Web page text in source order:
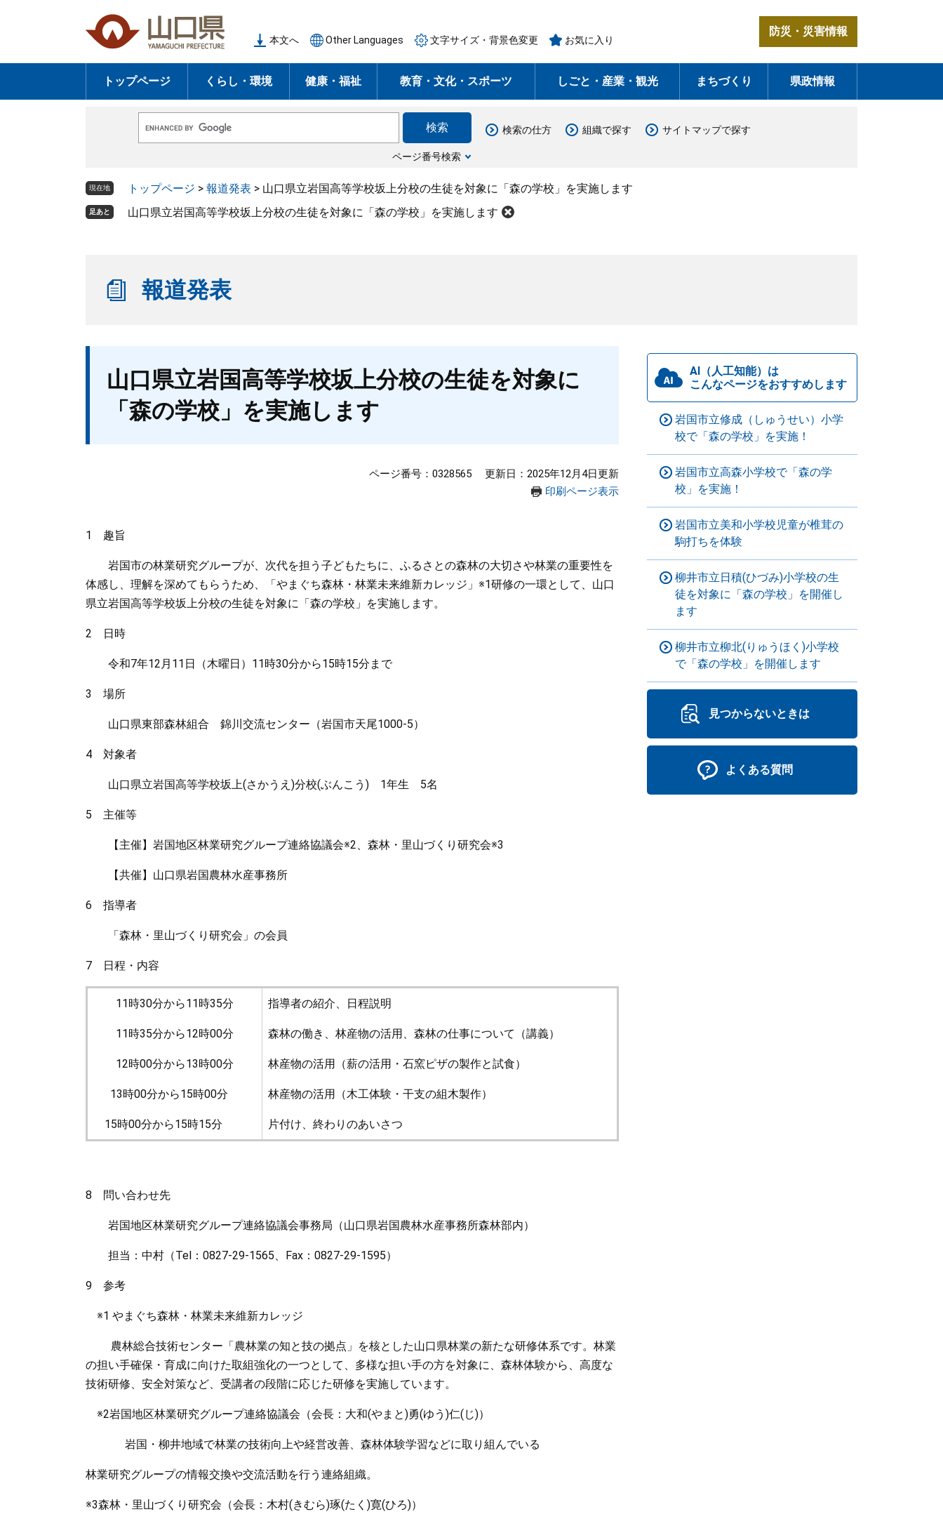
の
頭
ー
飛
本文へ Other Languages 文字サイズ・背景色変更 お気に入り
防災・災害情報
トップページ くらし・環境 健康・福祉 教育・文化・スポーツ しごと・産業・観光 まちづくり 県政情報
o
e
ス
ページ番号検索
検索の仕方 組織で探す サイトマップで探す
現在地 トップページ > 報道発表 > 山口県立岩国高等学校坂上分校の生徒を対象に「森の学校」を実施します
足あと 山口県立岩国高等学校坂上分校の生徒を対象に「森の学校」を実施します
報道発表
山口県立岩国高等学校坂上分校の生徒を対象に
「森の学校」を実施します
ページ番号：0328565
更新日：2025年12月4日更新
印刷ページ表示
1 趣旨
岩国市の林業研究グループが、次代を担う子どもたちに、ふるさとの森林の大切さや林業の重要性を
体感し、理解を深めてもらうため、「やまぐち森林・林業未来維新カレッジ」※1研修の一環として、山口
県立岩国高等学校坂上分校の生徒を対象に「森の学校」を実施します。
2 日時
令和7年12月11日（木曜日）11時30分から15時15分まで
3 場所
山口県東部森林組合 錦川交流センター（岩国市天尾1000-5）
4 対象者
山口県立岩国高等学校坂上(さかうえ)分校(ぶんこう) 1年生 5名
5 主催等
【主催】岩国地区林業研究グループ連絡協議会※2、森林・里山づくり研究会※3
【共催】山口県岩国農林水産事務所
6 指導者
「森林・里山づくり研究会」の会員
7 日程・内容
11時30分から11時35分
11時35分から12時00分
12時00分から13時00分
13時00分から15時00分
15時00分から15時15分
指導者の紹介、日程説明
森林の働き、林産物の活用、森林の仕事について（講義）
林産物の活用（薪の活用・石窯ピザの製作と試食）
林産物の活用（木工体験・干支の組木製作）
片付け、終わりのあいさつ
8 問い合わせ先
岩国地区林業研究グループ連絡協議会事務局（山口県岩国農林水産事務所森林部内）
担当：中村（Tel：0827-29-1565、Fax：0827-29-1595）
9 参考
※1 やまぐち森林・林業未来維新カレッジ
農林総合技術センター「農林業の知と技の拠点」を核とした山口県林業の新たな研修体系です。林業
の担い手確保・育成に向けた取組強化の一つとして、多様な担い手の方を対象に、森林体験から、高度な
技術研修、安全対策など、受講者の段階に応じた研修を実施しています。
※2岩国地区林業研究グループ連絡協議会（会長：大和(やまと)勇(ゆう)仁(じ)）
岩国・柳井地域で林業の技術向上や経営改善、森林体験学習などに取り組んでいる
林業研究グループの情報交換や交流活動を行う連絡組織。
※3森林・里山づくり研究会（会長：木村(きむら)琢(たく)寛(ひろ)）
AI（人工知能）は
こんなページをおすすめします
岩国市立修成（しゅうせい）小学
校で「森の学校」を実施！
岩国市立高森小学校で「森の学
校」を実施！
岩国市立美和小学校児童が椎茸の
駒打ちを体験
柳井市立日積(ひづみ)小学校の生
徒を対象に「森の学校」を開催し
ます
柳井市立柳北(りゅうほく)小学校
で「森の学校」を開催します
見つからないときは
よくある質問